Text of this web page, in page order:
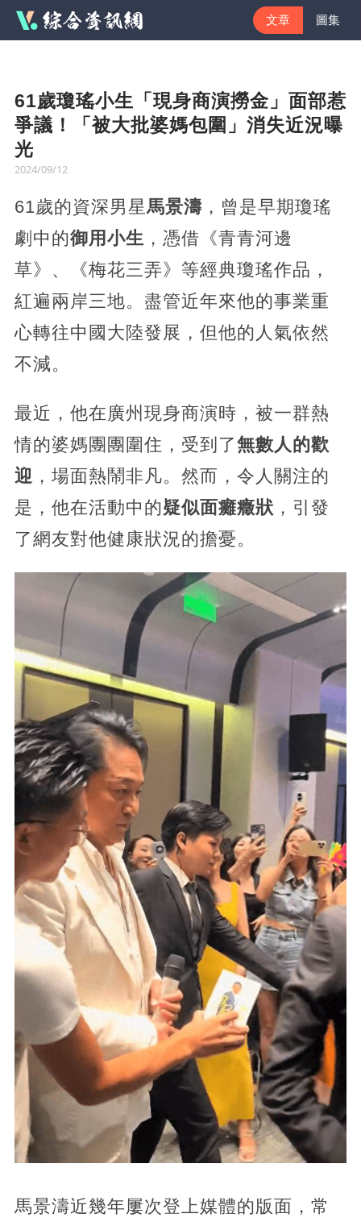
文章 圖集
61歲瓊瑤小生「現身商演撈金」面部惹
爭議！「被大批婆媽包圍」消失近況曝
光
2024/09/12
61歲的資深男星馬景濤 ，曾是早期瓊瑤
劇中的御用小生 ，憑借《青青河邊
草》、《梅花三弄》等經典瓊瑤作品，
紅遍兩岸三地。盡管近年來他的事業重
心轉往中國大陸發展，但他的人氣依然
不減。
最近，他在廣州現身商演時，被一群熱
情的婆媽團團圍住，受到了無數人的歡
迎，場面熱鬧非凡。然而，令人關注的
是，他在活動中的疑似面癱癥狀 ，引發
了網友對他健康狀況的擔憂。
馬景濤近幾年屢次登上媒體的版面， 常